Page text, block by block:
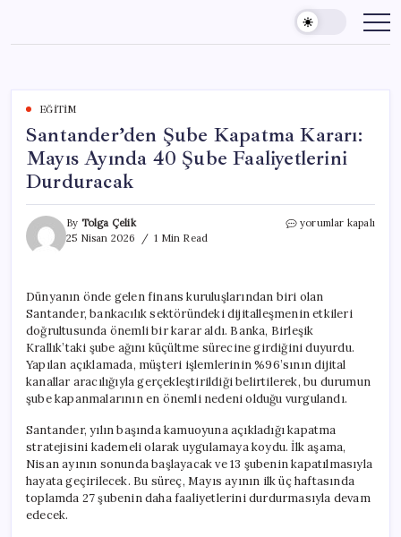
content
EĞITIM
Santander’den Şube Kapatma Kararı:
Mayıs Ayında 40 Şube Faaliyetlerini
Durduracak
By Tolga Çelik
25 Nisan 2026
1 Min Read
Santander’den
Ayında
40
Şube
Faaliyetlerini
Durduracak
için
yorumlar kapalı
Dünyanın önde gelen finans kuruluşlarından biri olan
Santander, bankacılık sektöründeki dijitalleşmenin etkileri
doğrultusunda önemli bir karar aldı. Banka, Birleşik
Krallık’taki şube ağını küçültme sürecine girdiğini duyurdu.
Yapılan açıklamada, müşteri işlemlerinin %96’sının dijital
kanallar aracılığıyla gerçekleştirildiği belirtilerek, bu durumun
şube kapanmalarının en önemli nedeni olduğu vurgulandı.
Santander, yılın başında kamuoyuna açıkladığı kapatma
stratejisini kademeli olarak uygulamaya koydu. İlk aşama,
Nisan ayının sonunda başlayacak ve 13 şubenin kapatılmasıyla
hayata geçirilecek. Bu süreç, Mayıs ayının ilk üç haftasında
toplamda 27 şubenin daha faaliyetlerini durdurmasıyla devam
edecek.